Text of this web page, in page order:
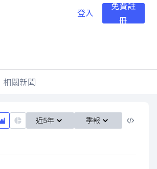
登入
免費註
冊
相關新聞
近5年 季報